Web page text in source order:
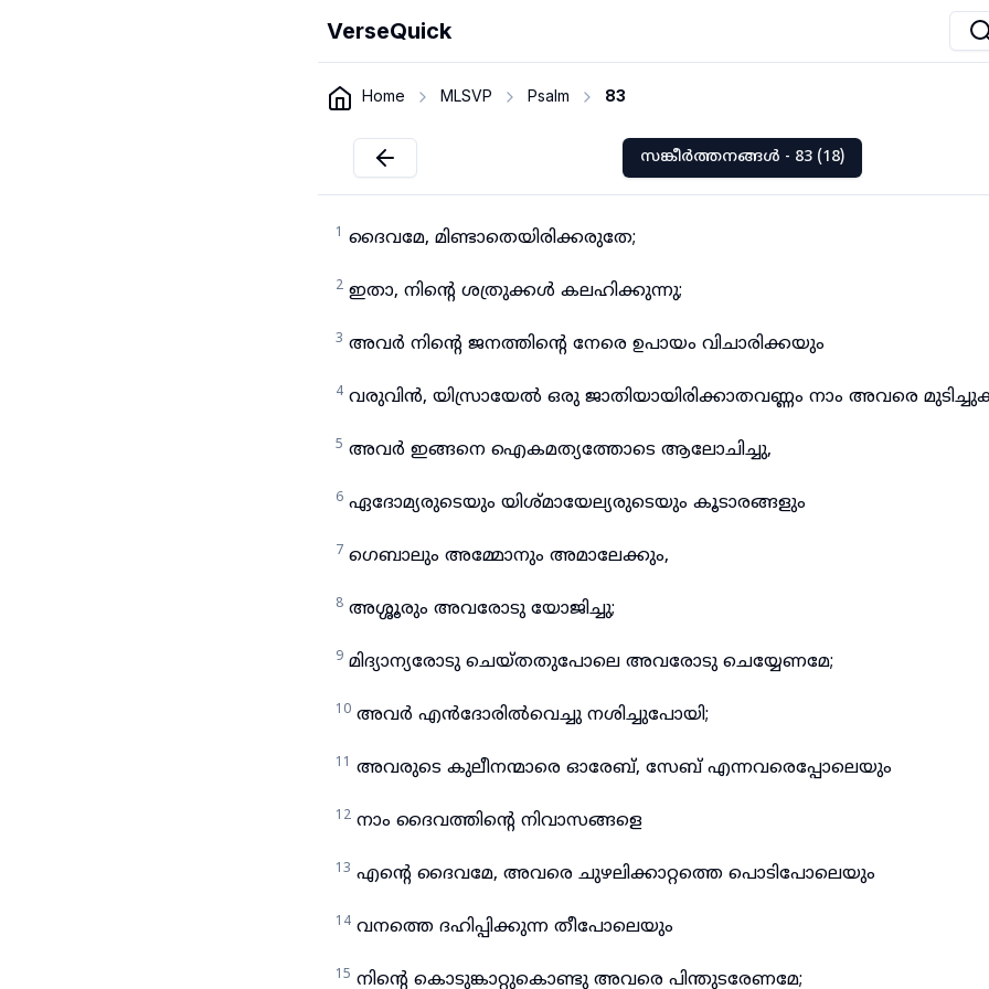
VerseQuick
Home MLSVP Psalm 83
സങ്കീർത്തനങ്ങൾ - 83 (18)
1 ദൈവമേ, മിണ്ടാതെയിരിക്കരുതേ;
2 ഇതാ, നിന്റെ ശത്രുക്കൾ കലഹിക്കുന്നു;
3 അവർ നിന്റെ ജനത്തിന്റെ നേരെ ഉപായം വിചാരിക്കയും
4 വരുവിൻ, യിസ്രായേൽ ഒരു ജാതിയായിരിക്കാതവണ്ണം നാം അവരെ
5 അവർ ഇങ്ങനെ ഐകമത്യത്തോടെ ആലോചിച്ചു,
6 ഏദോമ്യരുടെയും യിശ്മായേല്യരുടെയും കൂടാരങ്ങളും
7 ഗെബാലും അമ്മോനും അമാലേക്കും,
8 അശ്ശൂരും അവരോടു യോജിച്ചു;
9 മിദ്യാന്യരോടു ചെയ്തതുപോലെ അവരോടു ചെയ്യേണമേ;
10 അവർ എൻദോരിൽവെച്ചു നശിച്ചുപോയി;
11 അവരുടെ കുലീനന്മാരെ ഓരേബ്, സേബ് എന്നവരെപ്പോലെയും
12 നാം ദൈവത്തിന്റെ നിവാസങ്ങളെ
13 എന്റെ ദൈവമേ, അവരെ ചുഴലിക്കാറ്റത്തെ പൊടിപോലെയും
14 വനത്തെ ദഹിപ്പിക്കുന്ന തീപോലെയും
15 നിന്റെ കൊടുങ്കാറ്റുകൊണ്ടു അവരെ പിന്തുടരേണമേ;